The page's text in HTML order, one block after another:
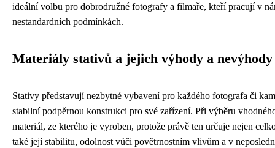
ideální volbu pro dobrodružné fotografy a filmaře, kteří pracují v
nestandardních podmínkách.
Materiály stativů a jejich výhody a nevýhody
Stativy představují nezbytné vybavení pro každého fotografa či
stabilní podpěrnou konstrukci pro své zařízení. Při výběru
materiál, ze kterého je vyroben, protože právě ten určuje nejen
také její stabilitu, odolnost vůči povětrnostním vlivům a v